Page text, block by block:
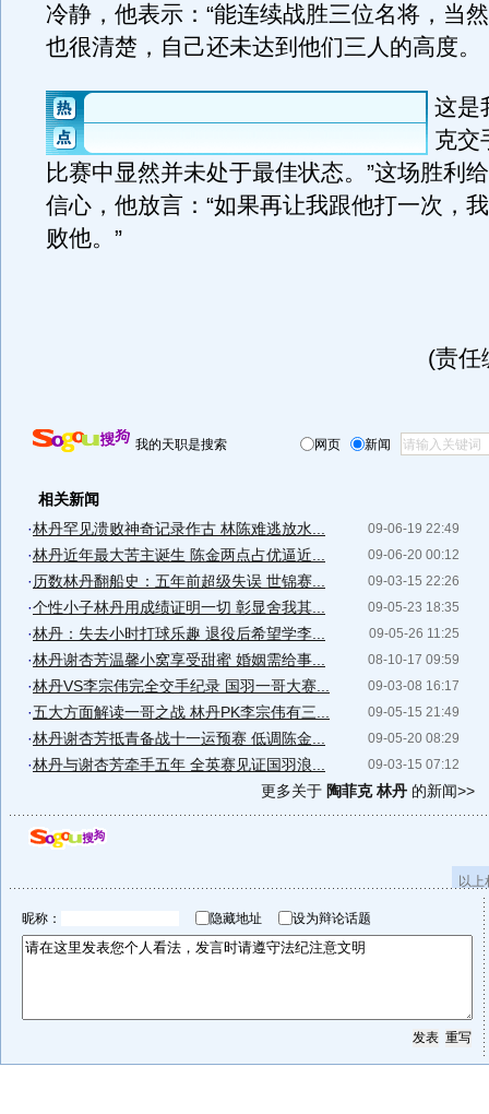
冷静，他表示：“能连续战胜三位名将，当
也很清楚，自己还未达到他们三人的高度。
这是
克交
比赛中显然并未处于最佳状态。”这场胜利
信心，他放言：“如果再让我跟他打一次，
败他。”
(责任
我的天职是搜索 网页 新闻
相关新闻
09-06-19 22:49
·林丹罕见溃败神奇记录作古 林陈难逃放水...
09-06-20 00:12
·林丹近年最大苦主诞生 陈金两点占优逼近...
09-03-15 22:26
· 历数林丹翻船史：五年前超级失误 世锦赛...
09-05-23 18:35
·个性小子林丹用成绩证明一切 彰显舍我其...
09-05-26 11:25
·林丹：失去小时打球乐趣 退役后希望学李...
08-10-17 09:59
·林丹谢杏芳温馨小窝享受甜蜜 婚姻需给事...
09-03-08 16:17
·林丹VS李宗伟完全交手纪录 国羽一哥大赛...
09-05-15 21:49
·五大方面解读一哥之战 林丹PK李宗伟有三...
09-05-20 08:29
·林丹谢杏芳抵青备战十一运预赛 低调陈金...
09-03-15 07:12
·林丹与谢杏芳牵手五年 全英赛见证国羽浪...
更多关于 陶菲克 林丹 的新闻>>
以
昵称： 隐藏地址 设为辩论话题